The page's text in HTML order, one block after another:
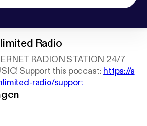
Radio
RADION STATION 24/7
Support this podcast: https://a
radio/support